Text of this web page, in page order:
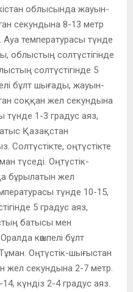
облысында жауын-
секундына 8-13 метр
температурасы түнде
облыстың солтүстігінде
солтүстігінде 5
бұлт шығады, жауын-
соққан жел секундына
түнде 1-3 градус аяз,
Қазақстан
оңтүстікте
түседі. Оңтүстік-
бұрылатын жел
түнде 10-15,
5 градус аяз,
батысы мен
көшпелі бұлт
Оңтүстік-шығыстан
жел секундына 2-7 метр.
күндіз 2-4 градус аяз.